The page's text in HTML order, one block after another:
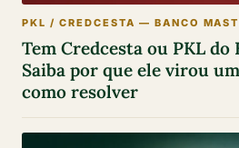
PKL / CREDCESTA — BANCO
Tem Credcesta ou PKL do
Saiba por que ele virou
como resolver